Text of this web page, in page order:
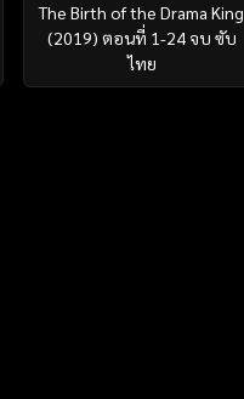
The Birth of the Drama King
(2019) ตอนที่ 1-24 จบ ซับ
ไทย